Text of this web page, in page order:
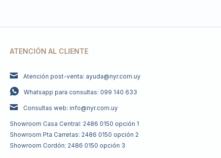
ATENCIÓN AL CLIENTE
Atención post-venta: ayuda@nyr.com.uy
Whatsapp para consultas: 099 140 633
Consultas web: info@nyr.com.uy
Showroom Casa Central: 2486 0150 opción 1
Showroom Pta Carretas: 2486 0150 opción 2
Showroom Cordón: 2486 0150 opción 3